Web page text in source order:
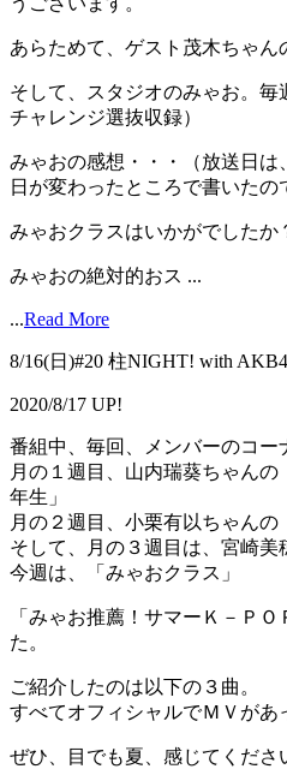
あらためて、ゲスト茂木ちゃん
そして、スタジオのみゃお。
チャレンジ選抜収録）
みゃおの感想・・・（放送日は
日が変わったところで書いたの
みゃおクラスはいかがでしたか
みゃおの絶対的おス ...
...Read More
8/16(日)#20 柱NIGHT! with
2020/8/17 UP!
番組中、毎回、メンバーのコー
月の１週目、山内瑞葵ちゃんの
年生」
月の２週目、小栗有以ちゃん
そして、月の３週目は、宮崎美
今週は、「みゃおクラス」
「みゃお推薦！サマーＫ－Ｐ
た。
ご紹介したのは以下の３曲。
すべてオフィシャルでＭＶがあ
ぜひ、目でも夏、感じてくださ